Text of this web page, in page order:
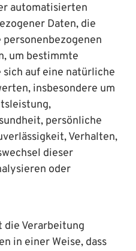
automatisierten
Daten, die
personenbezogenen
um bestimmte
auf eine natürliche
insbesondere um
persönliche
Verhalten,
dieser
oder
die Verarbeitung
in einer Weise, dass